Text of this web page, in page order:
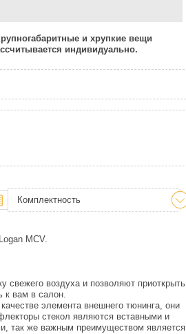
и хрупкие вещи
индивидуально.
Комплектность
MCV.
свежего воздуха и позволяют приоткрыть
к вам в салон.
элемента внешнего тюнинга, они
стекол являются вставными и
так же важным преимуществом является